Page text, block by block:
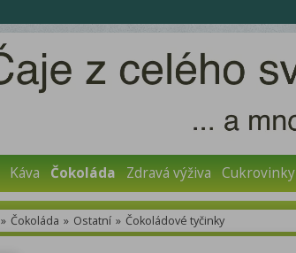
Káva Čokoláda Zdravá výživa Cukrovinky
» Čokoláda » Ostatní » Čokoládové tyčinky